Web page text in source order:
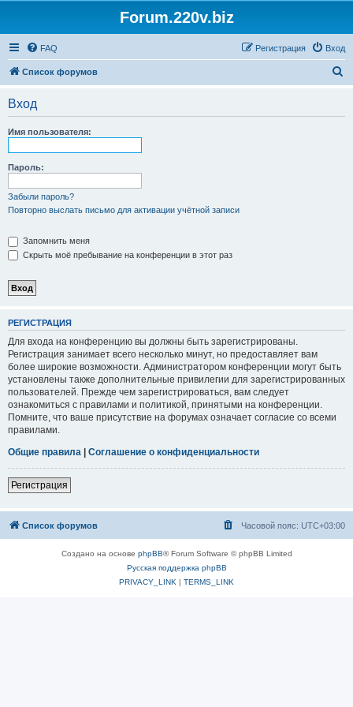
Forum.220v.biz
FAQ Вход
Регистрация
Список форумов
Вход
Имя пользователя:
Пароль:
Забыли пароль?
Повторно выслать письмо для активации учётной записи
Запомнить меня
Скрыть моё пребывание на конференции в этот раз
РЕГИСТРАЦИЯ
Для входа на конференцию вы должны быть зарегистрированы.
Регистрация занимает всего несколько минут, но предоставляет вам
более широкие возможности. Администратором конференции могут быть
установлены также дополнительные привилегии для зарегистрированных
пользователей. Прежде чем зарегистрироваться, вам следует
ознакомиться с правилами и политикой, принятыми на конференции.
Помните, что ваше присутствие на форумах означает согласие со всеми
правилами.
Общие правила | Соглашение о конфиденциальности
Регистрация
Список форумов Часовой пояс: UTC+03:00
Создано на основе phpBB® Forum Software © phpBB Limited
Русская поддержка phpBB
PRIVACY_LINK | TERMS_LINK